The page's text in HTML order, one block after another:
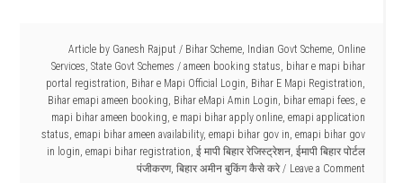
Article by Ganesh Rajput / Bihar Scheme, Indian Govt Scheme, Online
Services, State Govt Schemes / ameen booking status, bihar e mapi bihar
portal registration, Bihar e Mapi Official Login, Bihar E Mapi Registration,
Bihar emapi ameen booking, Bihar eMapi Amin Login, bihar emapi fees, e
mapi bihar ameen booking, e mapi bihar apply online, emapi application
status, emapi bihar ameen availability, emapi bihar gov in, emapi bihar gov
in login, emapi bihar registration, ई मापी बिहार रेजिस्ट्रेशन, ईमापी बिहार पोर्टल
पंजीकरण, बिहार अमीन बुकिंग कैसे करे Leave a Comment